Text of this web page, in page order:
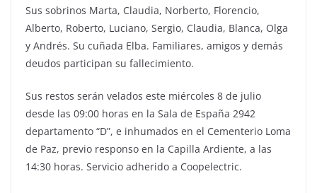
Sus sobrinos Marta, Claudia, Norberto, Florencio,
Alberto, Roberto, Luciano, Sergio, Claudia, Blanca, Olga
y Andrés. Su cuñada Elba. Familiares, amigos y demás
deudos participan su fallecimiento.
Sus restos serán velados este miércoles 8 de julio
desde las 09:00 horas en la Sala de España 2942
departamento “D”, e inhumados en el Cementerio Loma
de Paz, previo responso en la Capilla Ardiente, a las
14:30 horas. Servicio adherido a Coopelectric.